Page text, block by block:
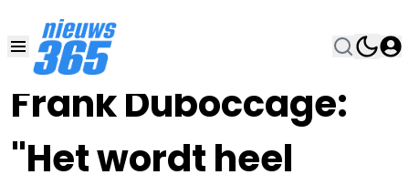
Frank Duboccage:
"Het wordt heel
17 JUN , 9:00•